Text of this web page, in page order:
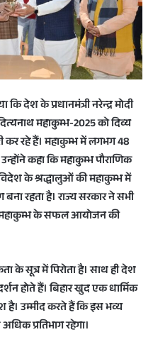
कि देश के प्रधानमंत्री नरेन्द्र मोदी
महाकुम्भ-2025 को दिव्य
कर रहे हैं। महाकुम्भ में लगभग 48
कहा कि महाकुम्भ पौराणिक
के श्रद्धालुओं की महाकुम्भ में
रहता है। राज्य सरकार ने सभी
महाकुम्भ के सफल आयोजन की
के सूत्र में पिरोता है। साथ ही देश
होते हैं। बिहार खुद एक धार्मिक
उम्मीद करते हैं कि इस भव्य
प्रतिभाग रहेगा।